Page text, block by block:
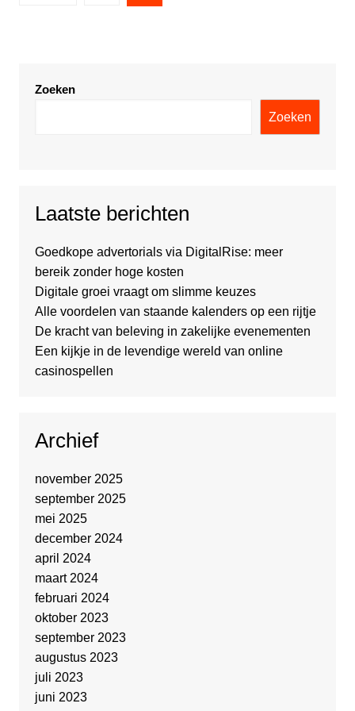
Zoeken
Zoeken
Laatste berichten
Goedkope advertorials via DigitalRise: meer
bereik zonder hoge kosten
Digitale groei vraagt om slimme keuzes
Alle voordelen van staande kalenders op een rijtje
De kracht van beleving in zakelijke evenementen
Een kijkje in de levendige wereld van online
casinospellen
Archief
november 2025
september 2025
mei 2025
december 2024
april 2024
maart 2024
februari 2024
oktober 2023
september 2023
augustus 2023
juli 2023
juni 2023